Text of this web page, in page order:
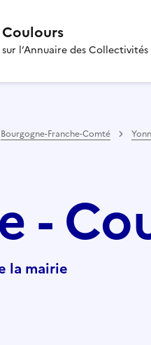
Coulours
sur l’Annuaire des Collectivités
Bourgogne-Franche-Comté
-
la mairie